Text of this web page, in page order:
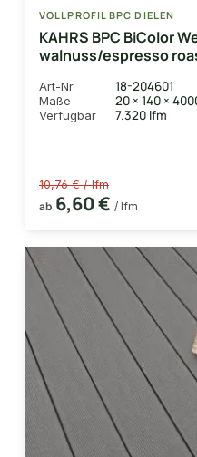
VOLLPROFIL BPC DIELEN
KAHRS BPC BiColor
walnuss/espresso
Art-Nr. 18-204601
Maße 20 × 140 ×
Verfügbar 7.320 lfm
10,76 € / lfm
ab 6,60 € / lfm